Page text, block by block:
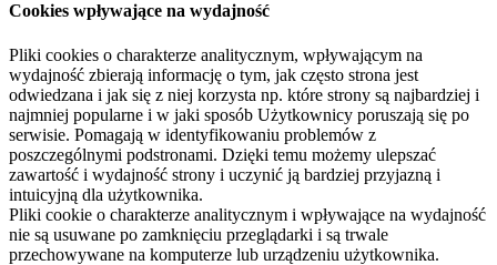
Cookies wpływające na wydajność
Pliki cookies o charakterze analitycznym, wpływającym na
wydajność zbierają informację o tym, jak często strona jest
odwiedzana i jak się z niej korzysta np. które strony są najbardziej i
najmniej popularne i w jaki sposób Użytkownicy poruszają się po
serwisie. Pomagają w identyfikowaniu problemów z
poszczególnymi podstronami. Dzięki temu możemy ulepszać
zawartość i wydajność strony i uczynić ją bardziej przyjazną i
intuicyjną dla użytkownika.
Pliki cookie o charakterze analitycznym i wpływające na wydajność
nie są usuwane po zamknięciu przeglądarki i są trwale
przechowywane na komputerze lub urządzeniu użytkownika.